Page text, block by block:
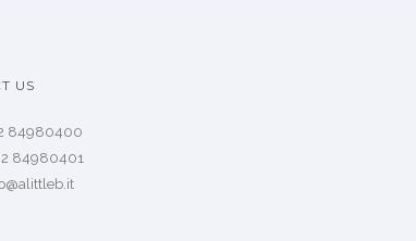
US
84980400
84980401